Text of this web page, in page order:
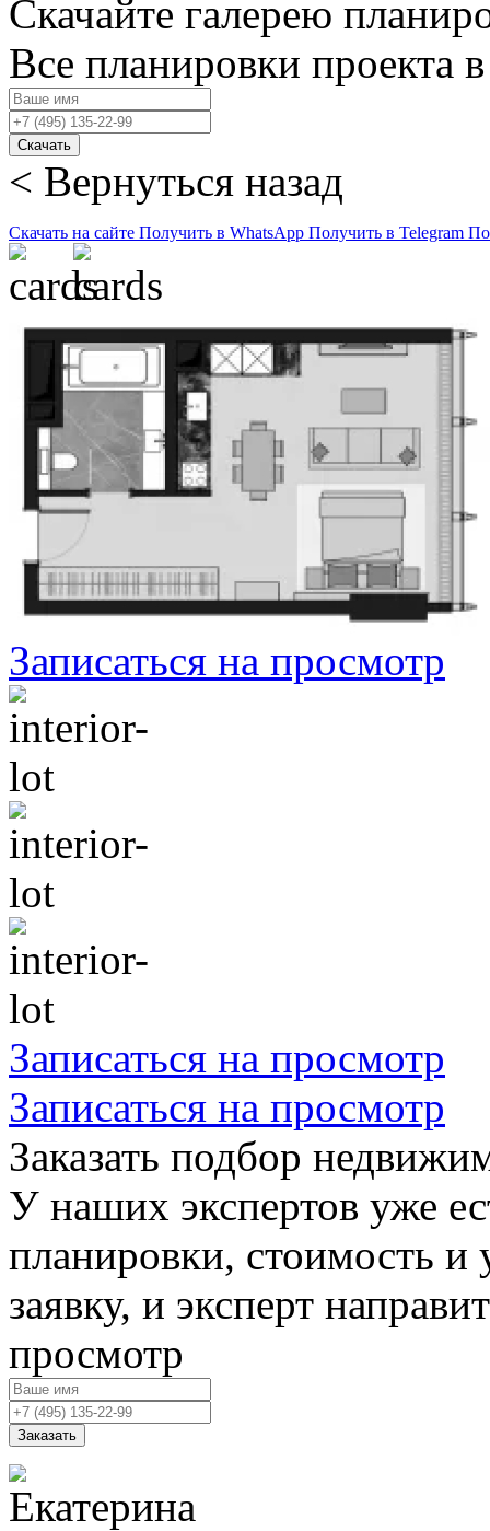
Скачайте галерею
Все планировки проекта
Скачать
< Вернуться назад
Скачать на сайте Получить в WhatsApp Получить в Telegram
Записаться на просмотр
Записаться на просмотр
Записаться на просмотр
Заказать подбор
У наших экспертов уже
планировки, стоимость и
заявку, и эксперт
просмотр
Заказать